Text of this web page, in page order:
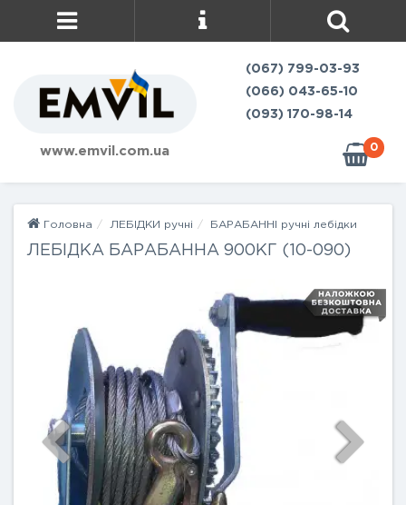
www.emvil.com.ua
(067) 799-03-93
(066) 043-65-10
(093) 170-98-14
0
Головна ЛЕБІДКИ ручні БАРАБАННІ ручні лебідки
ЛЕБІДКА БАРАБАННА 900КГ (10-090)